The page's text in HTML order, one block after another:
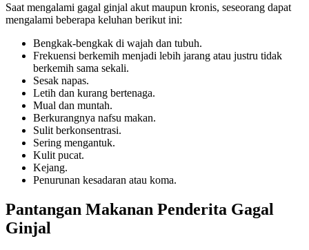
Saat mengalami gagal ginjal akut maupun kronis, seseorang dapat
mengalami beberapa keluhan berikut ini:
Bengkak-bengkak di wajah dan tubuh.
Frekuensi berkemih menjadi lebih jarang atau justru tidak
berkemih sama sekali.
Sesak napas.
Letih dan kurang bertenaga.
Mual dan muntah.
Berkurangnya nafsu makan.
Sulit berkonsentrasi.
Sering mengantuk.
Kulit pucat.
Kejang.
Penurunan kesadaran atau koma.
Pantangan Makanan Penderita Gagal
Ginjal